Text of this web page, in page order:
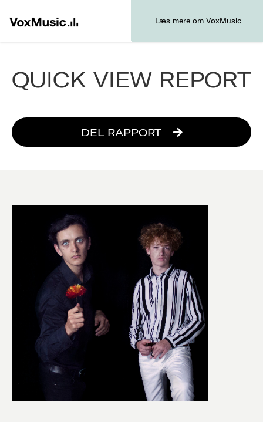
Læs mere om VoxMusic
QUICK VIEW REPORT
DEL RAPPORT